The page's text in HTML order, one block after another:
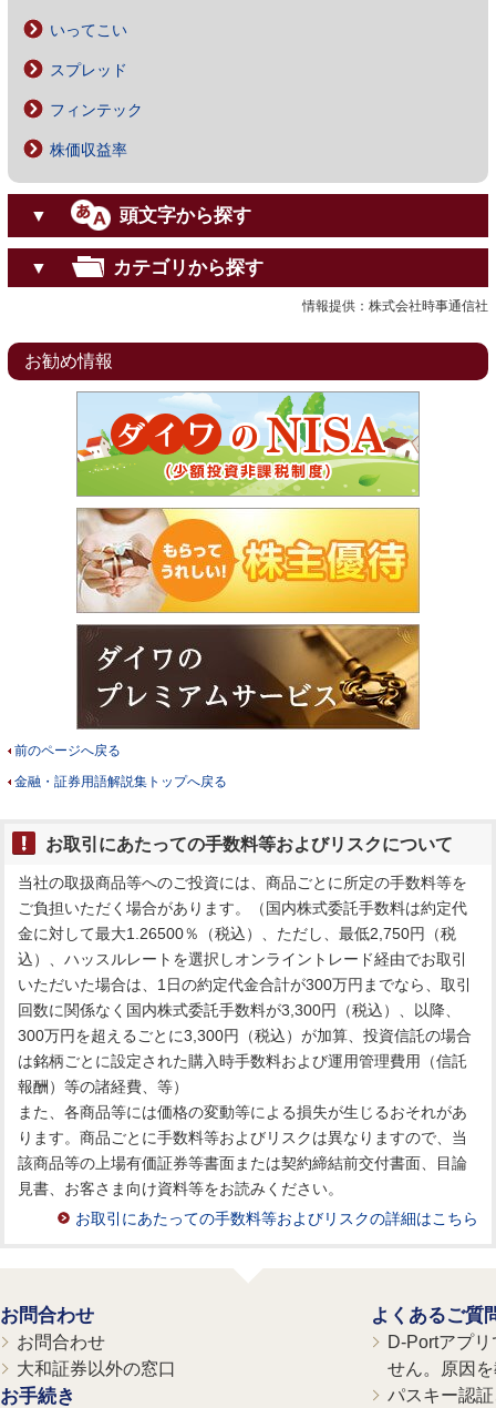
いってこい
スプレッド
フィンテック
株価収益率
▼ 頭文字から探す
▼ カテゴリから探す
情報提供：株式会社時事通信社
お勧め情報
前のページへ戻る
金融・証券用語解説集トップへ戻る
お取引にあたっての手数料等およびリスクについて
当社の取扱商品等へのご投資には、商品ごとに所定の手数料等を
ご負担いただく場合があります。（国内株式委託手数料は約定代
金に対して最大1.26500％（税込）、ただし、最低2,750円（税
込）、ハッスルレートを選択しオンライントレード経由でお取引
いただいた場合は、1日の約定代金合計が300万円までなら、取引
回数に関係なく国内株式委託手数料が3,300円（税込）、以降、
300万円を超えるごとに3,300円（税込）が加算、投資信託の場合
は銘柄ごとに設定された購入時手数料および運用管理費用（信託
報酬）等の諸経費、等）
また、各商品等には価格の変動等による損失が生じるおそれがあ
ります。商品ごとに手数料等およびリスクは異なりますので、当
該商品等の上場有価証券等書面または契約締結前交付書面、目論
見書、お客さま向け資料等をお読みください。
お取引にあたっての手数料等およびリスクの詳細はこちら
お問合わせ
お問合わせ
大和証券以外の窓口
お手続き
よくあるご質
D-Portアプ
せん。原因
パスキー認